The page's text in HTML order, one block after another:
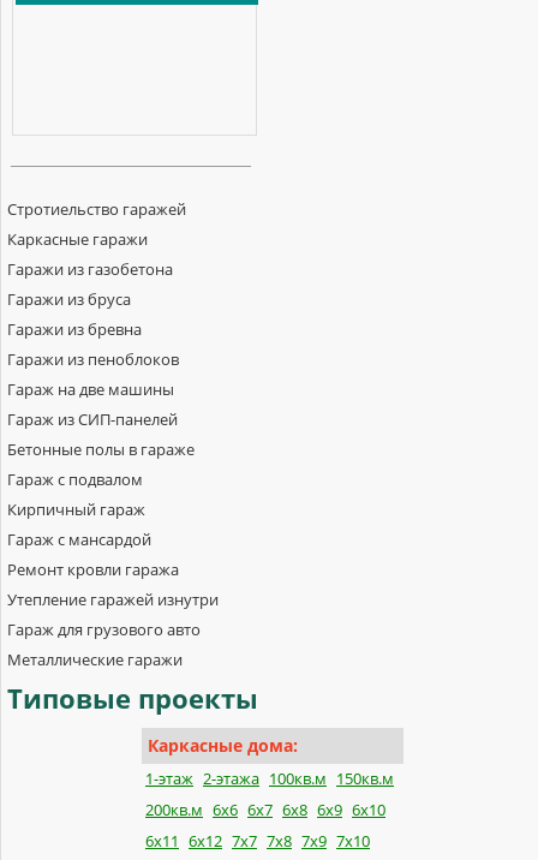
Стротиельство гаражей
Каркасные гаражи
Гаражи из газобетона
Гаражи из бруса
Гаражи из бревна
Гаражи из пеноблоков
Гараж на две машины
Гараж из СИП-панелей
Бетонные полы в гараже
Гараж с подвалом
Кирпичный гараж
Гараж с мансардой
Ремонт кровли гаража
Утепление гаражей изнутри
Гараж для грузового авто
Металлические гаражи
Типовые проекты
Каркасные дома:
1-этаж 2-этажа 100кв.м 150кв.м
200кв.м 6х6 6х7 6х8 6х9 6х10
6х11 6х12 7х7 7х8 7х9 7х10